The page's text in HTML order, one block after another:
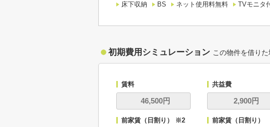
床下収納
BS ネット使用料無料 TVモニタ
初期費用シミュレーション この物件を借り
賃料 共益費
前家賃（日割り） ※2 前家賃（日割り）